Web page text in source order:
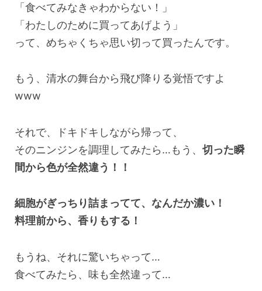
「食べてみなきゃわからない！」
「わたしのために買ってあげよう」
って、めちゃくちゃ思い切って買ったんです。
もう、清水の舞台から飛び降りる覚悟ですよ
www
それで、ドキドキしながら帰って、
そのニンジンを調理してみたら…もう、 切った瞬
間から色が全然違う！！
細胞がぎっちり詰まってて、なんだか濃い！
料理前から、香りもする！
もうね、それに驚いちゃって…
食べてみたら、味も全然違って…